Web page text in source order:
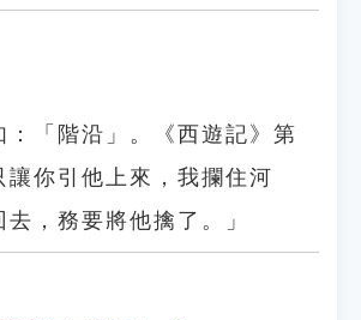
：「階沿」。《西遊記》第
讓你引他上來，我攔住河
，務要將他擒了。」